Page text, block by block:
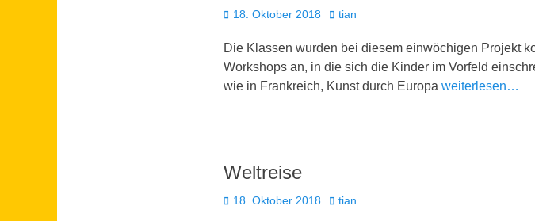
Veröffentlicht
18. Oktober 2018 Autor
tian
Die Klassen wurden bei diesem einwöchigen Projekt
Workshops an, in die sich die Kinder im Vorfeld
wie in Frankreich, Kunst durch Europa weiterlesen…
Weltreise
Veröffentlicht
18. Oktober 2018 Autor
tian